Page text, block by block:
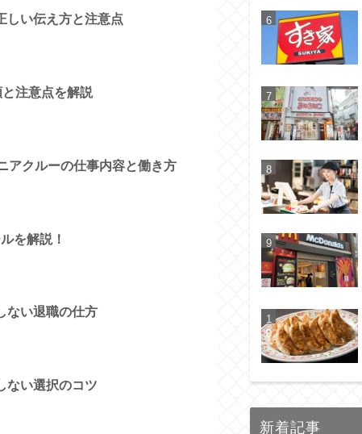
しい伝え方と注意点
注意点を解説
アクルーの仕事内容と働き方
を解説！
ない退職の仕方
ない選択のコツ
新着記事